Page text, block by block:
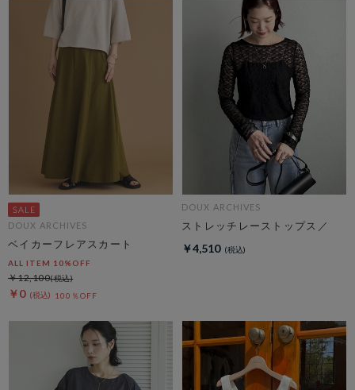
DOUX ARCHIVES
ベイカーフレアスカート
ALL ITEM 10%OFF
￥0 100％OFF
￥12,100
DOUX ARCHIVES
ストレッチレーストップス／
￥4,510